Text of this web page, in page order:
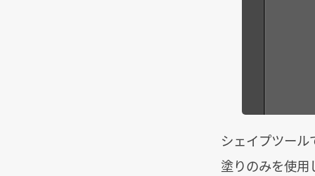
シェイプツール
塗りのみを使用